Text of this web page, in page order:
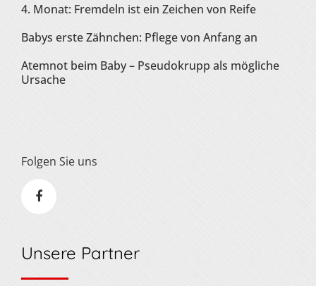
4. Monat: Fremdeln ist ein Zeichen von Reife
Babys erste Zähnchen: Pflege von Anfang an
Atemnot beim Baby – Pseudokrupp als mögliche
Ursache
Folgen Sie uns
Unsere Partner